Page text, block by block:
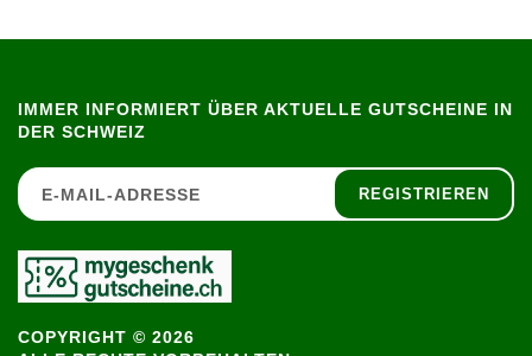
COPYRIGHT © 2026
IMMER INFORMIERT ÜBER AKTUELLE GUTSCHEINE IN
DER SCHWEIZ
REGISTRIEREN